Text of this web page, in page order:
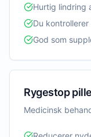
Hurtig lindring
Du
God som
Rygestop
Medicinsk